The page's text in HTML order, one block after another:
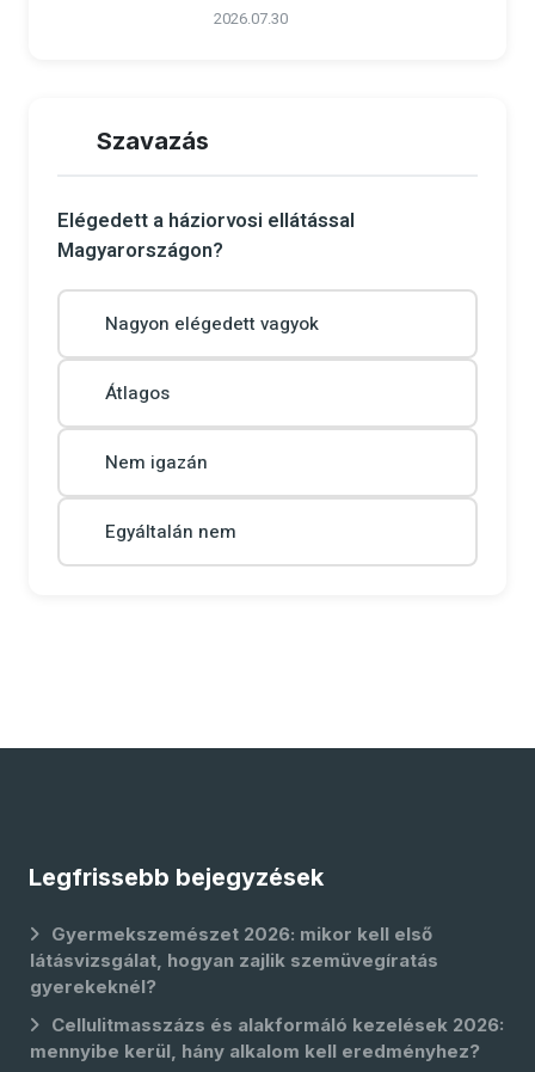
2026.07.30
Szavazás
Elégedett a háziorvosi ellátással
Magyarországon?
Nagyon elégedett vagyok
Átlagos
Nem igazán
Egyáltalán nem
Legfrissebb bejegyzések
Gyermekszemészet 2026: mikor kell első
látásvizsgálat, hogyan zajlik szemüvegíratás
gyerekeknél?
Cellulitmasszázs és alakformáló kezelések 2026:
mennyibe kerül, hány alkalom kell eredményhez?